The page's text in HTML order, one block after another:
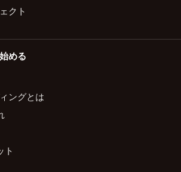
クト
める
ングとは
ト